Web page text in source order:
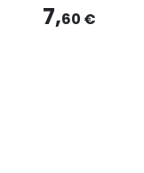
7,60 €